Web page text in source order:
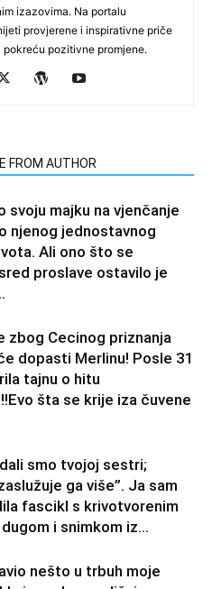
izazovima. Na portalu
provjerene i inspirativne priče
pozitivne promjene.
FROM AUTHOR
svoju majku na vjenčanje
njenog jednostavnog
Ali ono što se
proslave ostavilo je
zbog Cecinog priznanja
dopasti Merlinu! Posle 31
tajnu o hitu
šta se krije iza čuvene
smo tvojoj sestri;
ga više”. Ja sam
fascikl s krivotvorenim
i snimkom iz...
nešto u trbuh moje